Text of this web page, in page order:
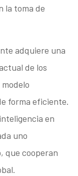
la toma de
adquiere una
de los
forma eficiente.
en
uno
que cooperan